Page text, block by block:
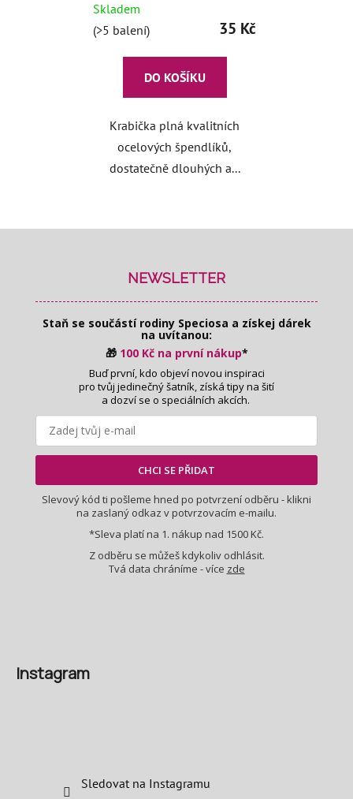
Skladem
(>5 balení)
35 Kč
DO KOŠÍKU
Krabička plná kvalitních
ocelových špendlíků,
dostatečně dlouhých a...
Z
NEWSLETTER
Staň se součástí rodiny Speciosa a získej dárek
na uvítanou:
🎁 100 Kč na první nákup*
Buď první, kdo objeví novou inspiraci
pro tvůj jedinečný šatník, získá tipy na šití
a dozví se o speciálních akcích.
CHCI SE PŘIDAT
Slevový kód ti pošleme hned po potvrzení odběru - klikni
na zaslaný odkaz v potvrzovacím e-mailu.
*Sleva platí na 1. nákup nad 1500 Kč.
Z odběru se můžeš kdykoliv odhlásit.
Tvá data chráníme - více zde
Instagram
Sledovat na Instagramu